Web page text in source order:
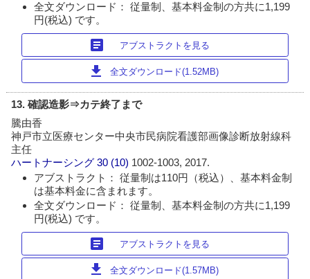
全文ダウンロード： 従量制、基本料金制の方共に1,199
円(税込) です。
article アブストラクトを見る
download 全文ダウンロード(1.52MB)
13. 確認造影⇒カテ終了まで
騰由香
神戸市立医療センター中央市民病院看護部画像診断放射線科
主任
ハートナーシング 30 (10) 1002-1003, 2017.
アブストラクト： 従量制は110円（税込）、基本料金制
は基本料金に含まれます。
全文ダウンロード： 従量制、基本料金制の方共に1,199
円(税込) です。
article アブストラクトを見る
download 全文ダウンロード(1.57MB)